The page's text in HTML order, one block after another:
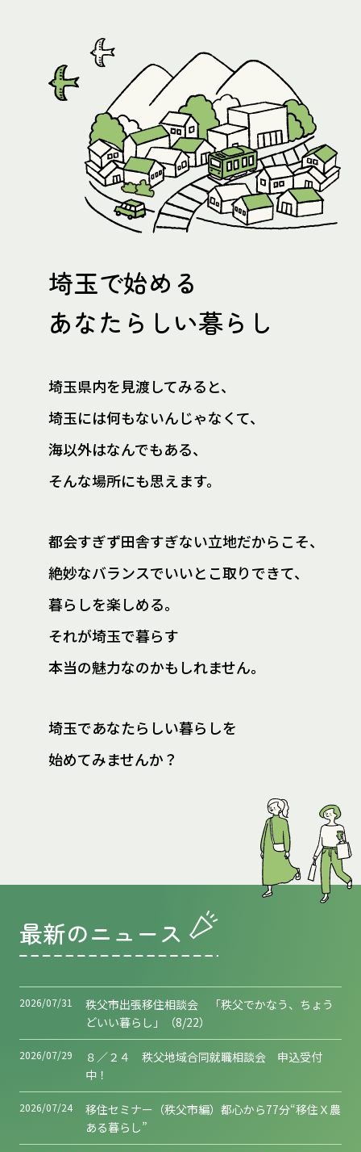
埼玉で始める
あなたらしい暮らし
埼玉県内を見渡してみると、
埼玉には何もないんじゃなくて、
海以外はなんでもある、
そんな場所にも思えます。
都会すぎず田舎すぎない立地だからこそ、
絶妙なバランスでいいとこ取りできて、
暮らしを楽しめる。
それが埼玉で暮らす
本当の魅力なのかもしれません。
埼玉であなたらしい暮らしを
始めてみませんか？
最新のニュース
2026/07/31
秩父市出張移住相談会 「秩父でかなう、ちょう
どいい暮らし」（8/22）
2026/07/29
８／２４ 秩父地域合同就職相談会 申込受付
中！
2026/07/24
移住セミナー（秩父市編）都心から77分“移住Ｘ農
ある暮らし”